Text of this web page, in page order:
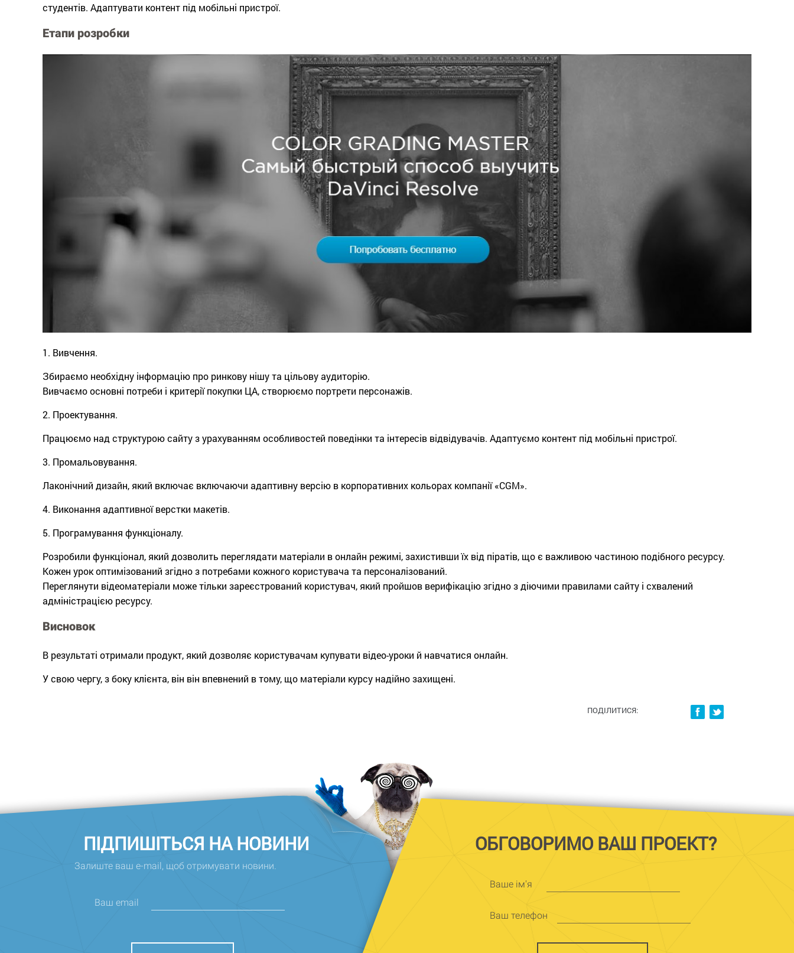
студентів. Адаптувати контент під мобільні пристрої.
Етапи розробки
1. Вивчення.
Збираємо необхідну інформацію про ринкову нішу та цільову аудиторію.
Вивчаємо основні потреби і критерії покупки ЦА, створюємо портрети персонажів.
2. Проектування.
Працюємо над структурою сайту з урахуванням особливостей поведінки та інтересів відвідувачів. Адаптуємо контент під мобільні пристрої.
3. Промальовування.
Лаконічний дизайн, який включає включаючи адаптивну версію в корпоративних кольорах компанії «CGM».
4. Виконання адаптивної верстки макетів.
5. Програмування функціоналу.
Розробили функціонал, який дозволить переглядати матеріали в онлайн режимі, захистивши їх від піратів, що є важливою частиною подібного ресурсу.
Кожен урок оптимізований згідно з потребами кожного користувача та персоналізований.
Переглянути відеоматеріали може тільки зареєстрований користувач, який пройшов верифікацію згідно з діючими правилами сайту і схвалений
адміністрацією ресурсу.
Висновок
В результаті отримали продукт, який дозволяє користувачам купувати відео-уроки й навчатися онлайн.
У свою чергу, з боку клієнта, він він впевнений в тому, що матеріали курсу надійно захищені.
ПОДІЛИТИСЯ:
ПІДПИШІТЬСЯ НА НОВИНИ
Залиште ваш e-mail, щоб отримувати новини.
Ваш email
ОБГОВОРИМО ВАШ ПРОЕКТ?
Ваше ім'я
Ваш телефон